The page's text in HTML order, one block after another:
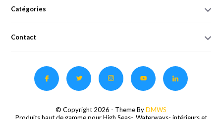
Catégories
Contact
© Copyright 2026 - Theme ByDMWS
Produits haut de gamme pour High Seas-, Waterways- intérieurs et